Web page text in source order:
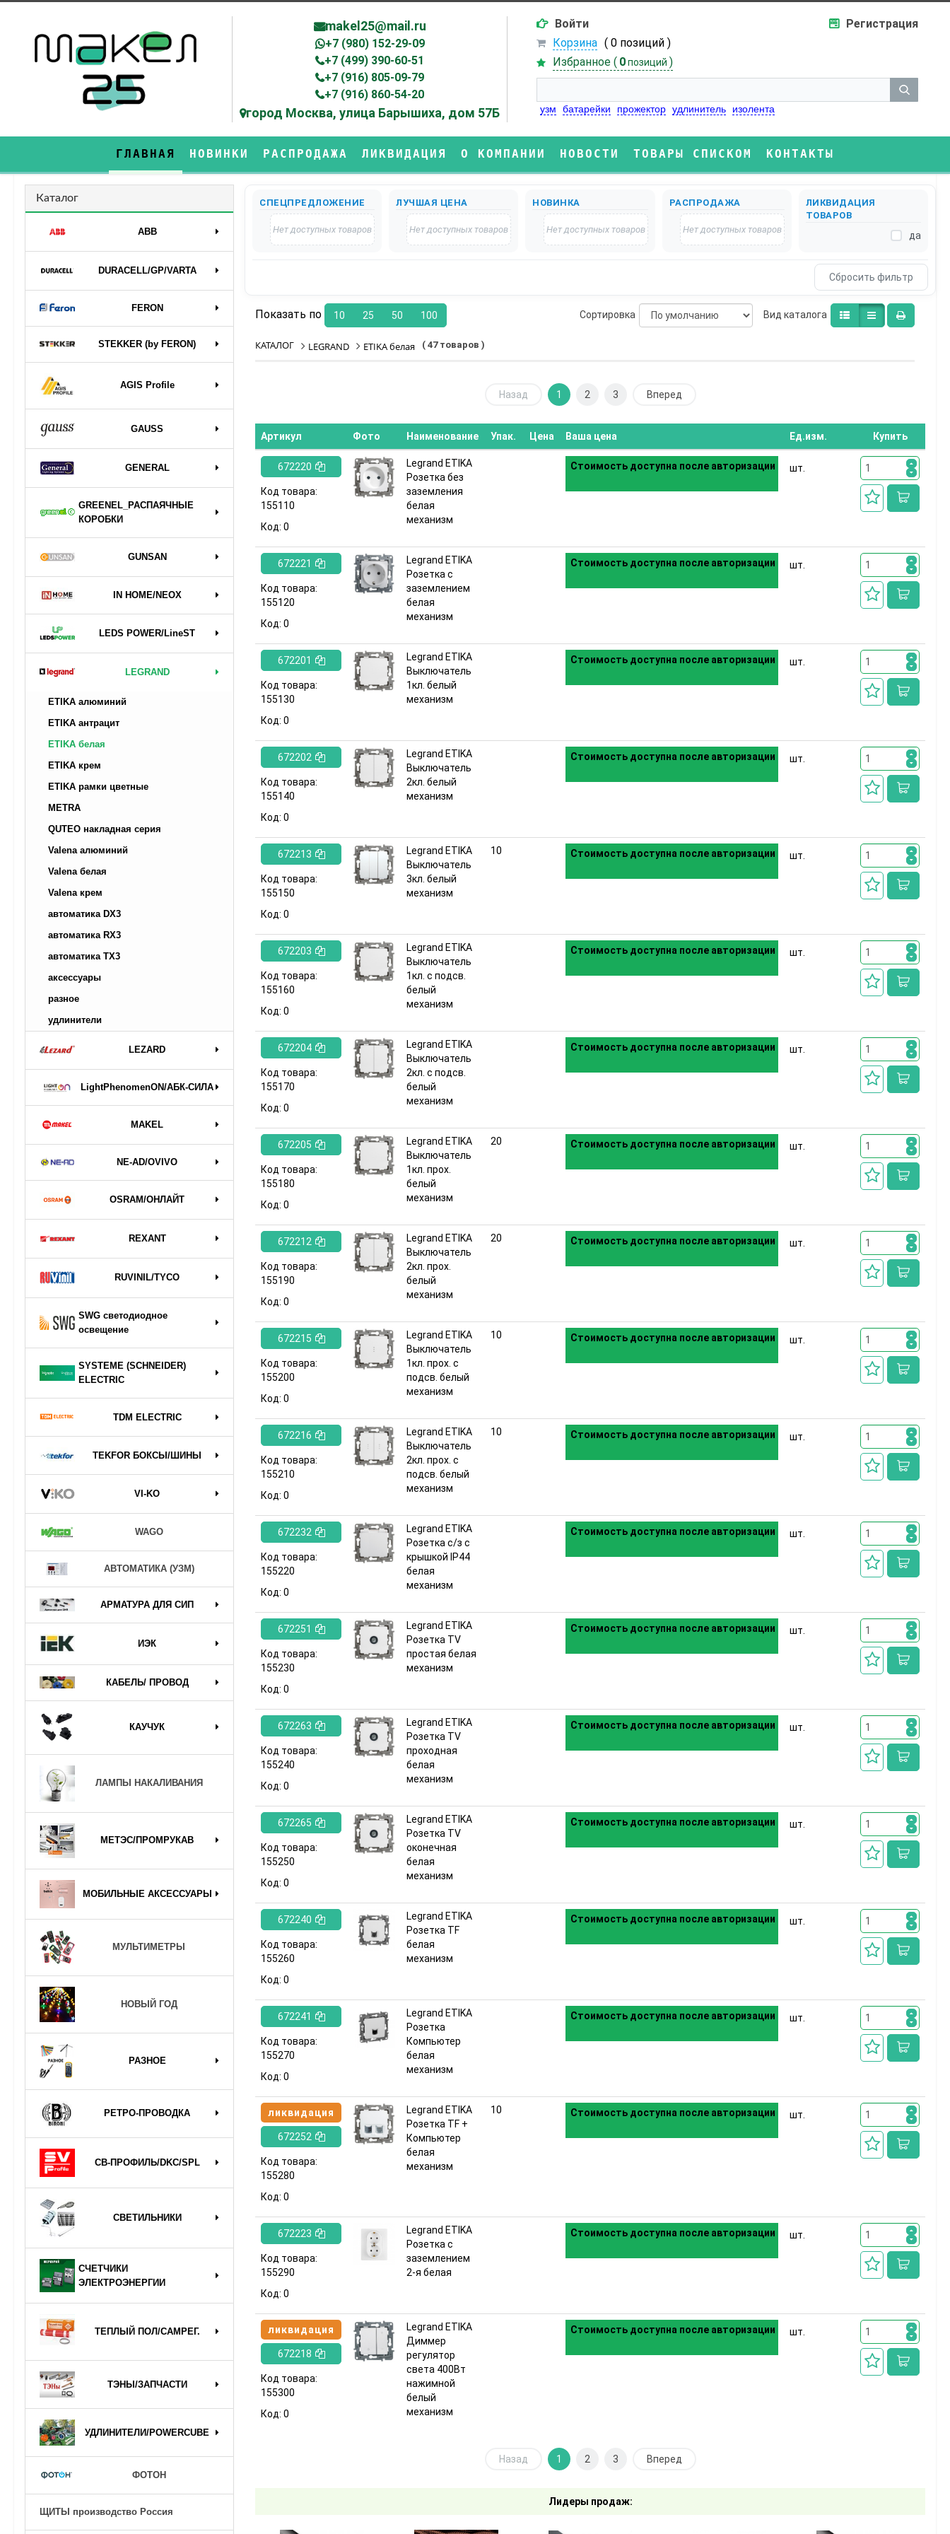
makel25@mail.ru
+7 (980) 152-29-09
+7 (499) 390-60-51
+7 (916) 805-09-79
+7 (916) 860-54-20
город Москва, улица Барышиха, дом 57Б
Войти
Регистрация
Корзина ( 0 позиций )
Избранное ( 0 позиций )
узм батарейки прожектор удлинитель изолента
ГЛАВНАЯ НОВИНКИ РАСПРОДАЖА ЛИКВИДАЦИЯ О КОМПАНИИ НОВОСТИ ТОВАРЫ СПИСКОМ КОНТАКТЫ
Каталог
ABB
DURAСELL/GP/VARTA
FERON
STEKKER (by FERON)
AGIS Profile
GAUSS
GENERAL
GREENEL_РАСПАЯЧНЫЕ
КОРОБКИ
GUNSAN
IN HOME/NEOX
LEDS POWER/LineST
LEGRAND
ETIKA алюминий
ETIKA антрацит
ETIKA белая
ETIKA крем
ETIKA рамки цветные
METRA
QUTEO накладная серия
Valena алюминий
Valena белая
Valena крем
автоматика DX3
автоматика RX3
автоматика TX3
аксессуары
разное
удлинители
LEZARD
LightPhenomenON/АБК-СИЛА
MAKEL
NE-AD/OVIVO
OSRAM/ОНЛАЙТ
REXANT
RUVINIL/TYCO
SWG светодиодное
освещение
SYSTEME (SCHNEIDER)
ELECTRIC
TDM ELECTRIC
TEKFOR БОКСЫ/ШИНЫ
VI-KO
WAGO
АВТОМАТИКА (УЗМ)
АРМАТУРА ДЛЯ СИП
ИЭК
КАБЕЛЬ/ ПРОВОД
КАУЧУК
ЛАМПЫ НАКАЛИВАНИЯ
МЕТЭС/ПРОМРУКАВ
МОБИЛЬНЫЕ АКСЕССУАРЫ
МУЛЬТИМЕТРЫ
НОВЫЙ ГОД
РАЗНОЕ
РЕТРО-ПРОВОДКА
СВ-ПРОФИЛЬ/DKC/SPL
СВЕТИЛЬНИКИ
СЧЕТЧИКИ
ЭЛЕКТРОЭНЕРГИИ
ТЕПЛЫЙ ПОЛ/САМРЕГ.
ТЭНЫ/ЗАПЧАСТИ
УДЛИНИТЕЛИ/POWERCUBE
ФОТОН
ЩИТЫ производство Россия
СПЕЦПРЕДЛОЖЕНИЕ
Нет доступных товаров
ЛУЧШАЯ ЦЕНА
Нет доступных товаров
НОВИНКА
Нет доступных товаров
РАСПРОДАЖА
Нет доступных товаров
ЛИКВИДАЦИЯ
ТОВАРОВ
да
Показать по 10 25 50 100 Bид каталога
Сортировка
КАТАЛОГ LEGRAND ETIKA белая ( 47 товаров )
Назад 1 2 3 Вперед
Артикул Фото Наименование Упак. Цена Ваша цена Ед.изм. Купить
672220
Код товара:
155110
Код: 0
Legrand ETIKA
Розетка без
заземления
белая
механизм
Стоимость доступна после авторизации шт.
672221
Код товара:
155120
Код: 0
Legrand ETIKA
Розетка с
заземлением
белая
механизм
Стоимость доступна после авторизации шт.
672201
Код товара:
155130
Код: 0
Legrand ETIKA
Выключатель
1кл. белый
механизм
Стоимость доступна после авторизации шт.
672202
Код товара:
155140
Код: 0
Legrand ETIKA
Выключатель
2кл. белый
механизм
Стоимость доступна после авторизации шт.
672213
Код товара:
155150
Код: 0
Legrand ETIKA
Выключатель
3кл. белый
механизм
10 Стоимость доступна после авторизации шт.
672203
Код товара:
155160
Код: 0
Legrand ETIKA
Выключатель
1кл. с подсв.
белый
механизм
Стоимость доступна после авторизации шт.
672204
Код товара:
155170
Код: 0
Legrand ETIKA
Выключатель
2кл. с подсв.
белый
механизм
Стоимость доступна после авторизации шт.
672205
Код товара:
155180
Код: 0
Legrand ETIKA
Выключатель
1кл. прох.
белый
механизм
20 Стоимость доступна после авторизации шт.
672212
Код товара:
155190
Код: 0
Legrand ETIKA
Выключатель
2кл. прох.
белый
механизм
20 Стоимость доступна после авторизации шт.
672215
Код товара:
155200
Код: 0
Legrand ETIKA
Выключатель
1кл. прох. с
подсв. белый
механизм
10 Стоимость доступна после авторизации шт.
672216
Код товара:
155210
Код: 0
Legrand ETIKA
Выключатель
2кл. прох. с
подсв. белый
механизм
10 Стоимость доступна после авторизации шт.
672232
Код товара:
155220
Код: 0
Legrand ETIKA
Розетка с/з с
крышкой IP44
белая
механизм
Стоимость доступна после авторизации шт.
672251
Код товара:
155230
Код: 0
Legrand ETIKA
Розетка TV
простая белая
механизм
Стоимость доступна после авторизации шт.
672263
Код товара:
155240
Код: 0
Legrand ETIKA
Розетка TV
проходная
белая
механизм
Стоимость доступна после авторизации шт.
672265
Код товара:
155250
Код: 0
Legrand ETIKA
Розетка TV
оконечная
белая
механизм
Стоимость доступна после авторизации шт.
672240
Код товара:
155260
Код: 0
Legrand ETIKA
Розетка TF
белая
механизм
Стоимость доступна после авторизации шт.
672241
Код товара:
155270
Код: 0
Legrand ETIKA
Розетка
Компьютер
белая
механизм
Стоимость доступна после авторизации шт.
ликвидация
672252
Код товара:
155280
Код: 0
Legrand ETIKA
Розетка TF +
Компьютер
белая
механизм
10 Стоимость доступна после авторизации шт.
672223
Код товара:
155290
Код: 0
Legrand ETIKA
Розетка с
заземлением
2-я белая
Стоимость доступна после авторизации шт.
ликвидация
672218
Код товара:
155300
Код: 0
Legrand ETIKA
Диммер
регулятор
света 400Вт
нажимной
белый
механизм
Стоимость доступна после авторизации шт.
Назад 1 2 3 Вперед
Лидеры продаж: